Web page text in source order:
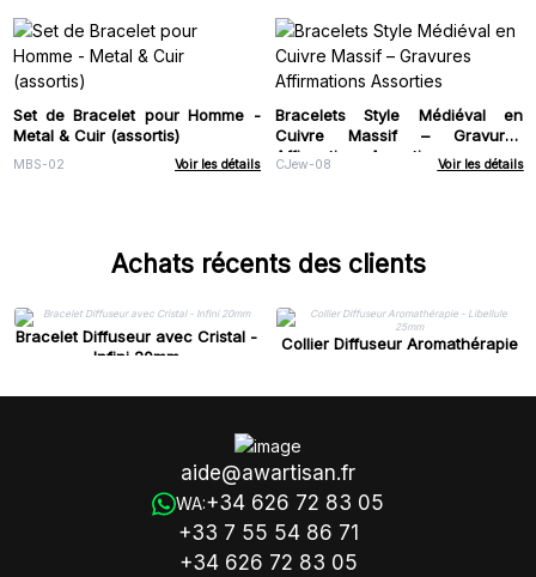
Set de Bracelet pour Homme -
Metal & Cuir (assortis)
MBS-02 Voir les détails
Bracelets Style Médiéval en
Cuivre Massif – Gravures
Affirmations Assorties
CJew-08 Voir les détails
Achats récents des clients
Bracelet Diffuseur avec Cristal -
Infini 20mm
Collier Diffuseur Aromathérapie
aide@awartisan.fr
WA:+34 626 72 83 05
+33 7 55 54 86 71
+34 626 72 83 05